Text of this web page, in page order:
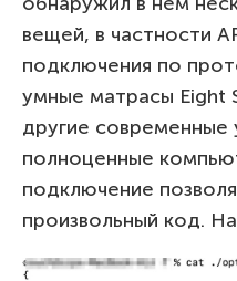
вещей, в частности
подключения по
умные матрасы Eight
другие современные
полноценные
подключение
произвольный код.